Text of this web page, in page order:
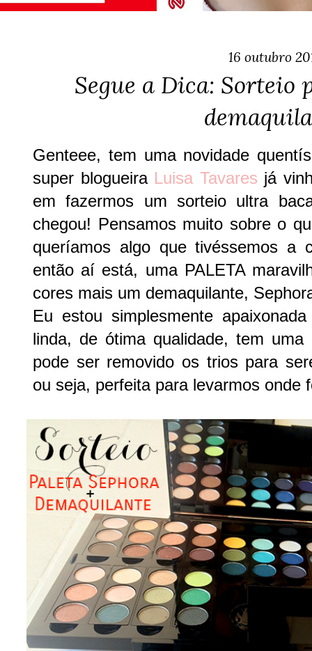
16 outubro
Segue a Dica: Sorteio
Genteee, tem uma novidade
super blogueira Luisa Tavares já
em fazermos um sorteio ultra
chegou! Pensamos muito sobre o
queríamos algo que tivéssemos a
então aí está, uma PALETA
cores mais um demaquilante,
Eu estou simplesmente
linda, de ótima qualidade, tem
pode ser removido os trios para
ou seja, perfeita para levarmos onde